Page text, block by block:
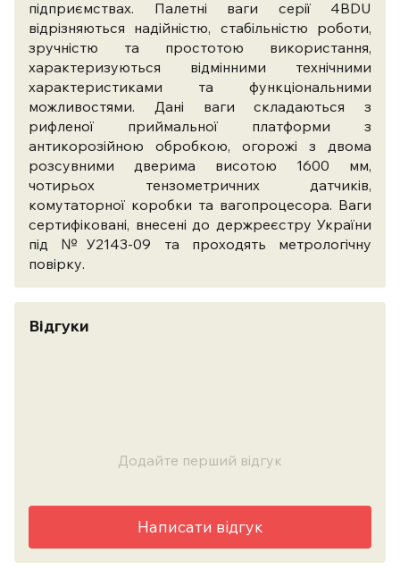
підприємствах.
Палетні ваги серії 4BDU
відрізняються надійністю, стабільністю роботи,
зручністю та простотою використання,
характеризуються відмінними технічними
характеристиками та функціональними
можливостями. Дані ваги складаються з
рифленої приймальної платформи з
антикорозійною обробкою, огорожі з двома
розсувними дверима висотою 1600 мм,
чотирьох тензометричних датчиків,
комутаторної коробки та вагопроцесора. Ваги
сертифіковані, внесені до держреєстру України
під №У2143-09 та проходять метрологічну
повірку.
Відгуки
Додайте перший відгук
Написати відгук